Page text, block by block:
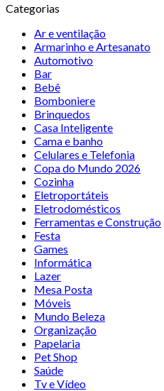
Categorias
Ar e ventilação
Armarinho e Artesanato
Automotivo
Bar
Bebê
Bomboniere
Brinquedos
Casa Inteligente
Cama e banho
Celulares e Telefonia
Copa do Mundo 2026
Cozinha
Eletroportáteis
Eletrodomésticos
Ferramentas e Construção
Festa
Games
Informática
Lazer
Mesa Posta
Móveis
Mundo Beleza
Organização
Papelaria
Pet Shop
Saúde
Tv e Vídeo